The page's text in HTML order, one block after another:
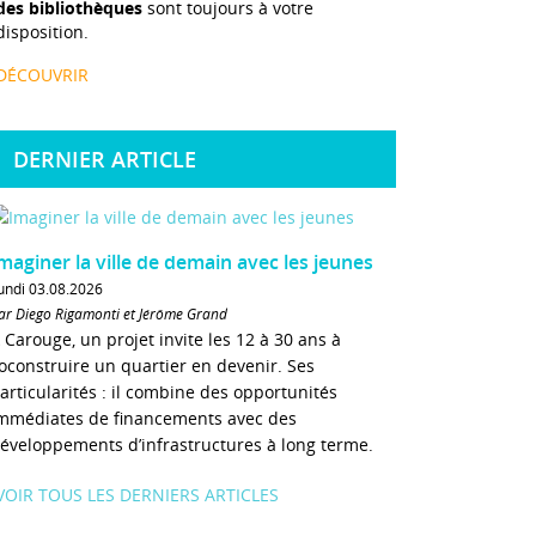
bibliothèques sont toujours à votre
DERNIER ARTICLE
la ville de demain avec les jeunes
03.08.2026
Diego Rigamonti et Jérôme Grand
Carouge, un projet invite les 12 à 30 ans à
un quartier en devenir. Ses
: il combine des opportunités
de financements avec des
d’infrastructures à long terme.
TOUS LES DERNIERS ARTICLES